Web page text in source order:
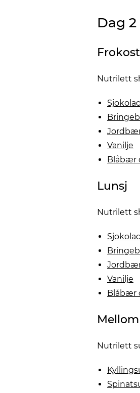
Dag 2
Frokost
Nutrilett
Vanilje
Blåbær
Lunsj
Nutrilett
Vanilje
Blåbær
Nutrilett